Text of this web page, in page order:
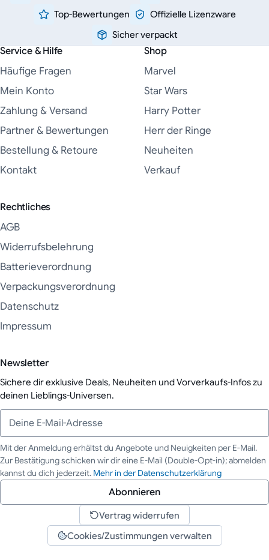
Top-Bewertungen
Offizielle Lizenzware
Sicher verpackt
Service & Hilfe
Häufige Fragen
Mein Konto
Zahlung & Versand
Partner & Bewertungen
Bestellung & Retoure
Kontakt
Shop
Marvel
Star Wars
Harry Potter
Herr der Ringe
Neuheiten
Verkauf
Rechtliches
AGB
Widerrufsbelehrung
Batterieverordnung
Verpackungsverordnung
Datenschutz
Impressum
Newsletter
Sichere dir exklusive Deals, Neuheiten und Vorverkaufs-Infos zu
deinen Lieblings-Universen.
Deine E-Mail-Adresse
Mit der Anmeldung erhältst du Angebote und Neuigkeiten per E-Mail.
Zur Bestätigung schicken wir dir eine E-Mail (Double-Opt-in); abmelden
kannst du dich jederzeit. Mehr in der Datenschutzerklärung
Abonnieren
Vertrag widerrufen
Cookies/Zustimmungen verwalten